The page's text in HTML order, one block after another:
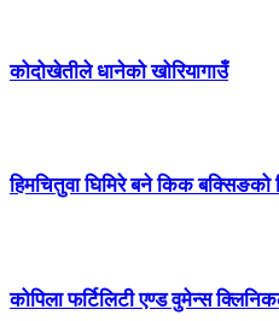
कोदोखेतीले धानेको खोरियागाउँ
हिमचितुवा घिमिरे बने किक बक्सिङको
कोपिला फर्टिलिटी एण्ड वुमेन्स